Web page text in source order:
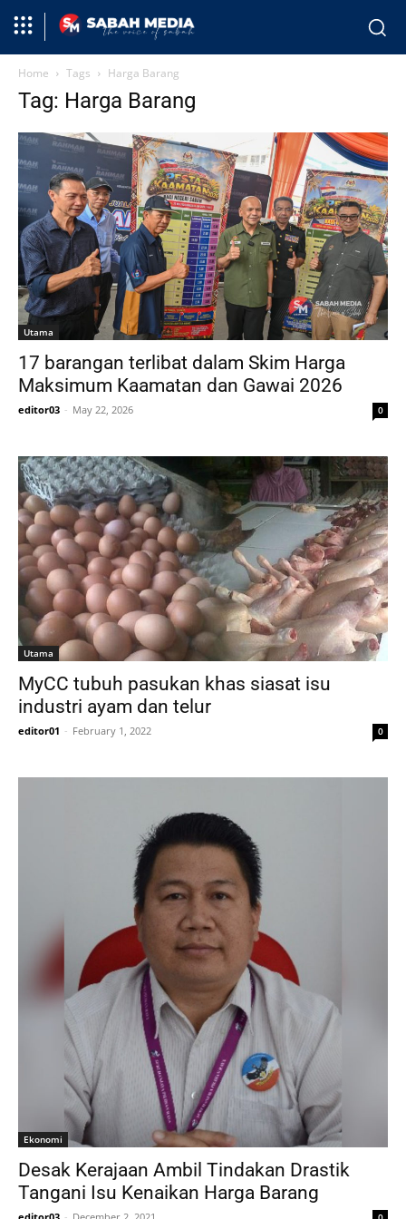
Home Tags Harga Barang
Tag: Harga Barang
Utama
17 barangan terlibat dalam Skim Harga
Maksimum Kaamatan dan Gawai 2026
editor03 - May 22, 2026 0
Utama
MyCC tubuh pasukan khas siasat isu
industri ayam dan telur
editor01 - February 1, 2022 0
Ekonomi
Desak Kerajaan Ambil Tindakan Drastik
Tangani Isu Kenaikan Harga Barang